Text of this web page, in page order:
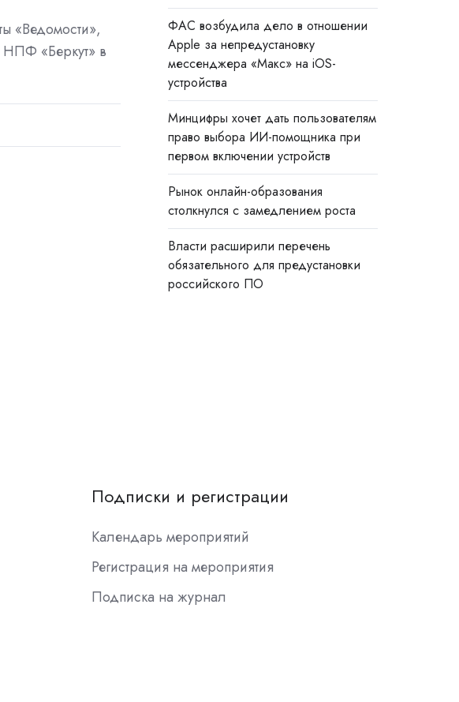
«Ведомости»,
«Беркут» в
ФАС возбудила дело в отношении
Apple за непредустановку
мессенджера «Макс» на iOS-
устройства
Минцифры хочет дать пользователям
право выбора ИИ-помощника при
первом включении устройств
Рынок онлайн-образования
столкнулся с замедлением роста
Власти расширили перечень
обязательного для предустановки
российского ПО
Подписки и регистрации
Календарь мероприятий
Регистрация на мероприятия
Подписка на журнал